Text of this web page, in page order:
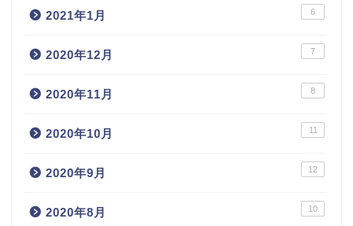
2021年1月 6
2020年12月 7
2020年11月 8
2020年10月 11
2020年9月 12
2020年8月 10